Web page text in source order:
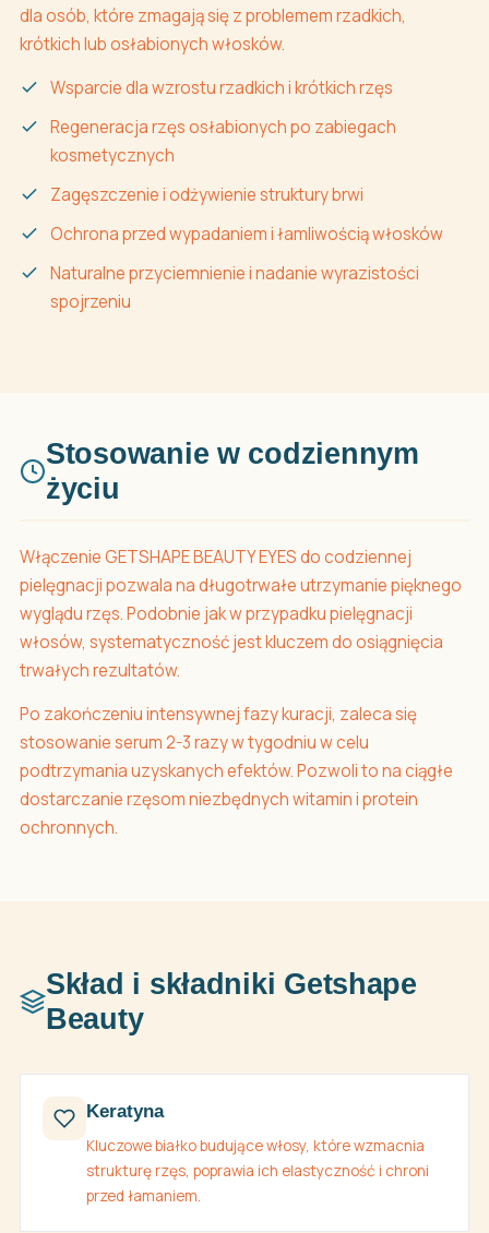
dla osób, które zmagają się z problemem rzadkich,
krótkich lub osłabionych włosków.
Wsparcie dla wzrostu rzadkich i krótkich rzęs
Regeneracja rzęs osłabionych po zabiegach
kosmetycznych
Zagęszczenie i odżywienie struktury brwi
Ochrona przed wypadaniem i łamliwością włosków
Naturalne przyciemnienie i nadanie wyrazistości
spojrzeniu
Stosowanie w codziennym
życiu
Włączenie GETSHAPE BEAUTY EYES do codziennej
pielęgnacji pozwala na długotrwałe utrzymanie pięknego
wyglądu rzęs. Podobnie jak w przypadku pielęgnacji
włosów, systematyczność jest kluczem do osiągnięcia
trwałych rezultatów.
Po zakończeniu intensywnej fazy kuracji, zaleca się
stosowanie serum 2-3 razy w tygodniu w celu
podtrzymania uzyskanych efektów. Pozwoli to na ciągłe
dostarczanie rzęsom niezbędnych witamin i protein
ochronnych.
Skład i składniki Getshape
Beauty
Keratyna
Kluczowe białko budujące włosy, które wzmacnia
strukturę rzęs, poprawia ich elastyczność i chroni
przed łamaniem.